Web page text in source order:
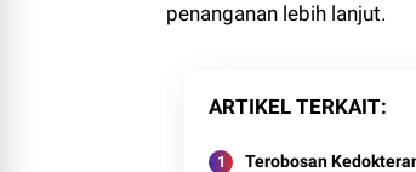
penanganan lebih lanjut.
ARTIKEL TERKAIT
Terobosan